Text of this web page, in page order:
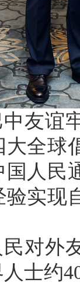
友谊
全球
人民
实现
对外
士约